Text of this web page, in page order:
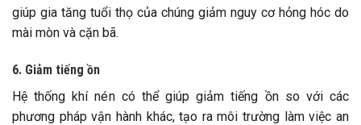
giúp gia tăng tuổi thọ của chúng giảm nguy cơ hỏng hóc do
mài mòn và cặn bã.
6. Giảm tiếng ồn
Hệ thống khí nén có thể giúp giảm tiếng ồn so với các
phương pháp vận hành khác, tạo ra môi trường làm việc an